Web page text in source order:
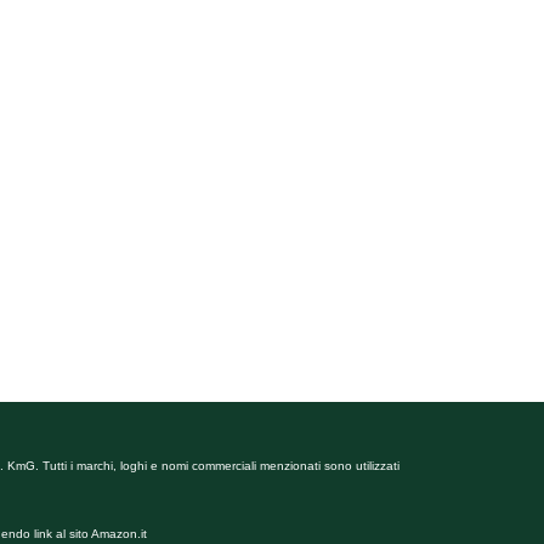
Tutti i marchi, loghi e nomi commerciali menzionati sono utilizzati
link al sito Amazon.it